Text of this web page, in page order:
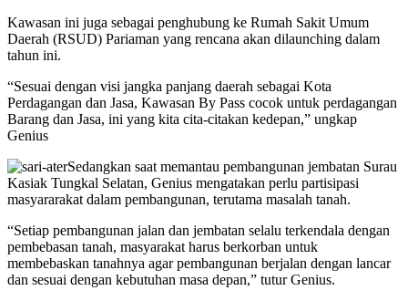
Kawasan ini juga sebagai penghubung ke Rumah Sakit Umum
Daerah (RSUD) Pariaman yang rencana akan dilaunching dalam
tahun ini.
“Sesuai dengan visi jangka panjang daerah sebagai Kota
Perdagangan dan Jasa, Kawasan By Pass cocok untuk perdagangan
Barang dan Jasa, ini yang kita cita-citakan kedepan,” ungkap
Genius
Sedangkan saat memantau pembangunan jembatan Surau
Kasiak Tungkal Selatan, Genius mengatakan perlu partisipasi
masyararakat dalam pembangunan, terutama masalah tanah.
“Setiap pembangunan jalan dan jembatan selalu terkendala dengan
pembebasan tanah, masyarakat harus berkorban untuk
membebaskan tanahnya agar pembangunan berjalan dengan lancar
dan sesuai dengan kebutuhan masa depan,” tutur Genius.